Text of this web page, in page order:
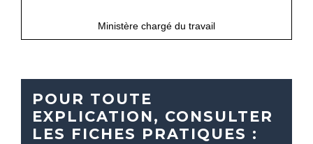
Ministère chargé du travail
POUR TOUTE
EXPLICATION, CONSULTER
LES FICHES PRATIQUES :